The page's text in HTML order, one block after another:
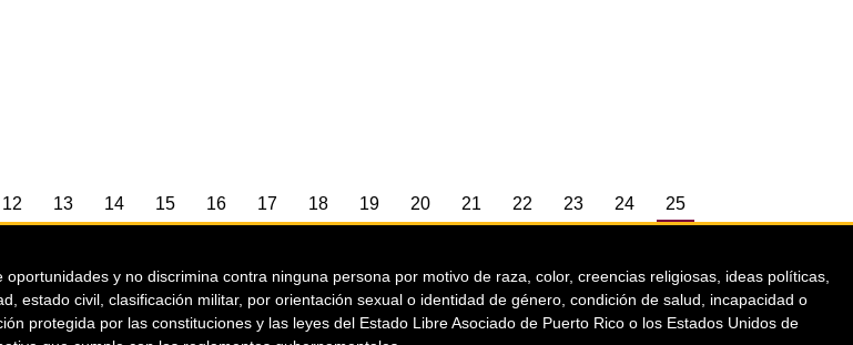
12 13 14 15 16 17 18 19 20 21 22 23 24 25
y no discrimina contra ninguna persona por motivo de raza, color, creencias religiosas, ideas políticas,
estado civil, clasificación militar, por orientación sexual o identidad de género, condición de salud, incapacidad o
protegida por las constituciones y las leyes del Estado Libre Asociado de Puerto Rico o los Estados Unidos de